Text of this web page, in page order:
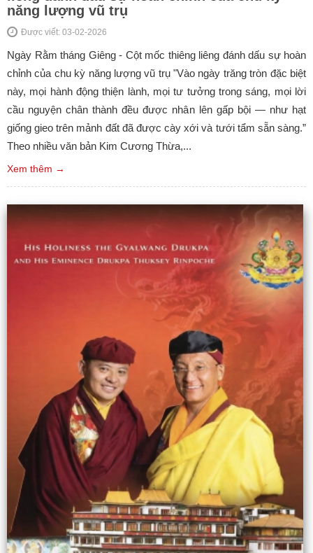
năng lượng vũ trụ
Được viết: 03-02-2026
Ngày Rằm tháng Giêng - Cột mốc thiêng liêng đánh dấu sự hoàn
chỉnh của chu kỳ năng lượng vũ trụ "Vào ngày trăng tròn đặc biệt
này, mọi hành động thiện lành, mọi tư tưởng trong sáng, mọi lời
cầu nguyện chân thành đều được nhân lên gấp bội — như hạt
giống gieo trên mảnh đất đã được cày xới và tưới tẩm sẵn sàng.”
Theo nhiều văn bản Kim Cương Thừa,...
Xem thêm →